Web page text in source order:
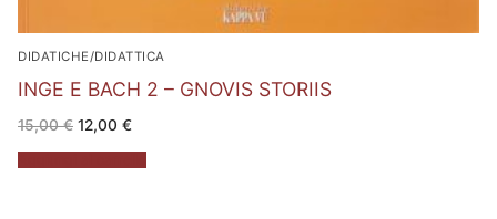
DIDATICHE/DIDATTICA
INGE E BACH 2 – GNOVIS STORIIS
15,00€ Il
prezzo
originale
era:
12,00 €Il
attuale
è: